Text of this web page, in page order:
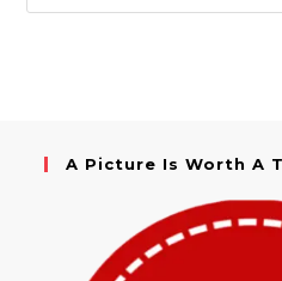
A Picture Is Worth A